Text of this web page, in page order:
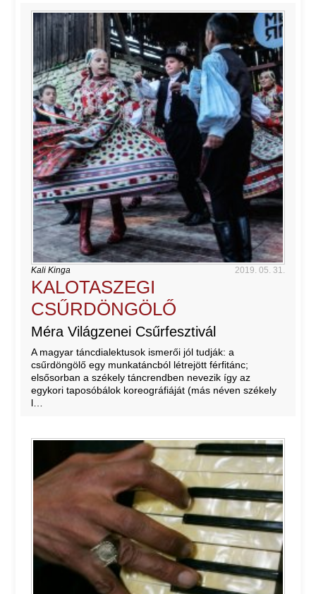
Kali Kinga 2019. 05. 31.
KALOTASZEGI
CSŰRDÖNGÖLŐ
Méra Világzenei Csűrfesztivál
A magyar táncdialektusok ismerői jól tudják: a
csűrdöngölő egy munkatáncból létrejött férfitánc;
elsősorban a székely táncrendben nevezik így az
egykori taposóbálok koreográfiáját (más néven székely
l…